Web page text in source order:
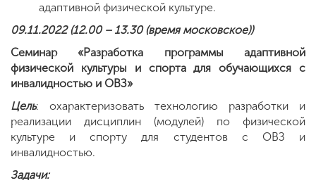
адаптивной физической культуре.
09.11.2022 (12.00 – 13.30 (время московское))
Семинар «Разработка программы адаптивной
физической культуры и спорта для обучающихся с
инвалидностью и ОВЗ»
Цель: охарактеризовать технологию разработки и
реализации дисциплин (модулей) по физической
культуре и спорту для студентов с ОВЗ и
инвалидностью.
Задачи: